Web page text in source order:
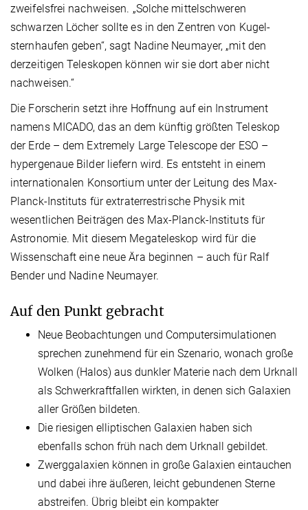
zweifelsfrei nachweisen. „Solche mittelschweren
schwarzen Löcher sollte es in den Zentren von Kugel­
sternhaufen geben“, sagt Nadine Neumayer, „mit den
derzeitigen Teleskopen können wir sie dort aber nicht
nachweisen.“
Die Forscherin setzt ihre Hoffnung auf ein Instrument
namens MICADO, das an dem künftig größten Tele­skop
der Erde – dem Extremely Large Telescope der ESO –
hypergenaue Bilder liefern wird. Es entsteht in einem
internationalen Konsortium unter der Leitung des Max-
Planck-Instituts für extraterrestrische Physik mit
wesentlichen Beiträgen des Max-Planck-Instituts für
Astronomie. Mit diesem Megateleskop wird für die
Wissenschaft eine neue Ära beginnen – auch für Ralf
Bender und Nadine Neumayer.
Auf den Punkt gebracht
Neue Beobachtungen und Computersimulationen
sprechen zunehmend für ein Szenario, wonach große
Wolken (Halos) aus dunkler Materie nach dem Urknall
als Schwerkraftfallen wirkten, in denen sich Galaxien
aller Größen bildeten.
Die riesigen elliptischen Galaxien haben sich
ebenfalls schon früh nach dem Urknall gebildet.
Zwerggalaxien können in große Galaxien eintauchen
und dabei ihre äußeren, leicht gebundenen Sterne
abstreifen. Übrig bleibt ein kompakter